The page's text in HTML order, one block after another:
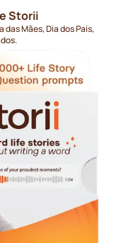
Storii
Mães, Dia dos Pais,